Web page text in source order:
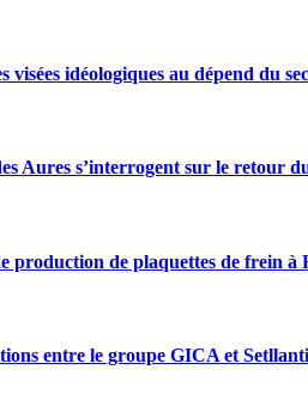
idéologiques au dépend du
Aures s’interrogent sur le retour
production de plaquettes de frein à
entre le groupe GICA et